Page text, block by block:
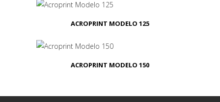
ACROPRINT MODELO 125
ACROPRINT MODELO 150